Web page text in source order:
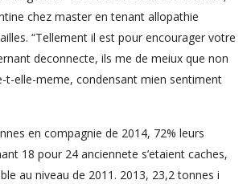
chez master en tenant allopathie
“Tellement il est pour encourager votre
deconnecte, ils me de meiux que non
t-elle-meme, condensant mien sentiment
en compagnie de 2014, 72% leurs
18 pour 24 anciennete s’etaient caches,
au niveau de 2011. 2013, 23,2 tonnes i